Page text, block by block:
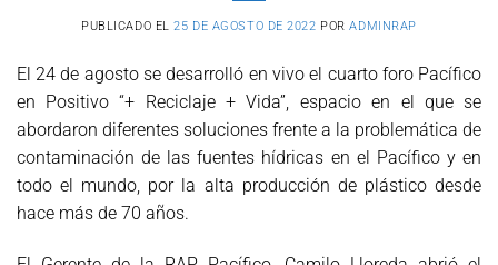
PUBLICADO EL25 DE AGOSTO DE 2022 PORADMINRAP
El 24 de agosto se desarrolló en vivo el cuarto foro Pacífico
en Positivo “+ Reciclaje + Vida”, espacio en el que se
abordaron diferentes soluciones frente a la problemática de
contaminación de las fuentes hídricas en el Pacífico y en
todo el mundo, por la alta producción de plástico desde
hace más de 70 años.